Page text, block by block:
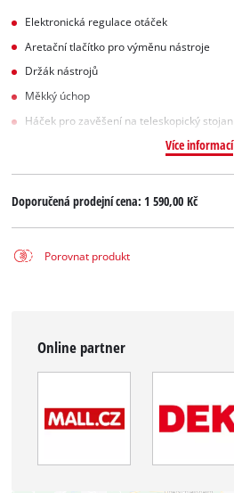
Elektronická regulace otáček
Aretační tlačítko pro výměnu nástroje
Držák nástrojů
Měkký úchop
Háček pro zavěšení na teleskopický stojan
Více informací
Doporučená prodejní cena:1 590,00 Kč
Porovnat produkt
Online partner